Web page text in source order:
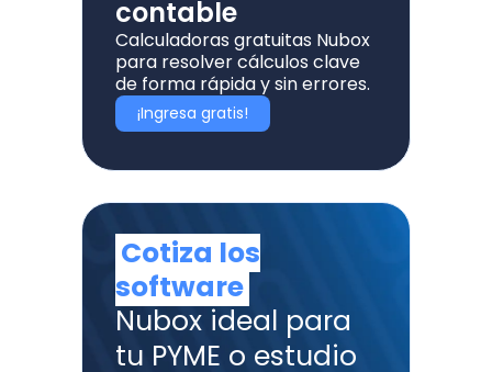
contable
Calculadoras gratuitas Nubox
para resolver cálculos clave
de forma rápida y sin errores.
¡Ingresa gratis!
Cotiza los
software
Nubox ideal para
tu PYME o estudio